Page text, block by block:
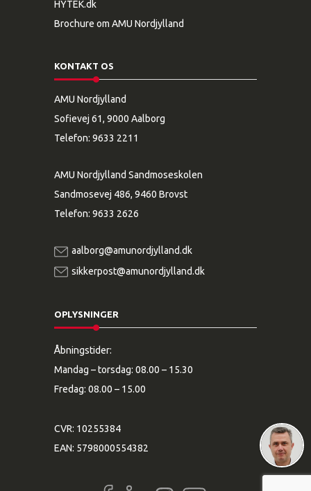
HYTEK.dk
Brochure om AMU Nordjylland
KONTAKT OS
AMU Nordjylland
Sofievej 61, 9000 Aalborg
Telefon: 9633 2211
AMU Nordjylland Sandmoseskolen
Sandmosevej 486, 9460 Brovst
Telefon: 9633 2626
aalborg@amunordjylland.dk
sikkerpost@amunordjylland.dk
OPLYSNINGER
Åbningstider:
Mandag – torsdag: 08.00 – 15.30
Fredag: 08.00 – 15.00
CVR: 10255384
EAN: 5798000554382